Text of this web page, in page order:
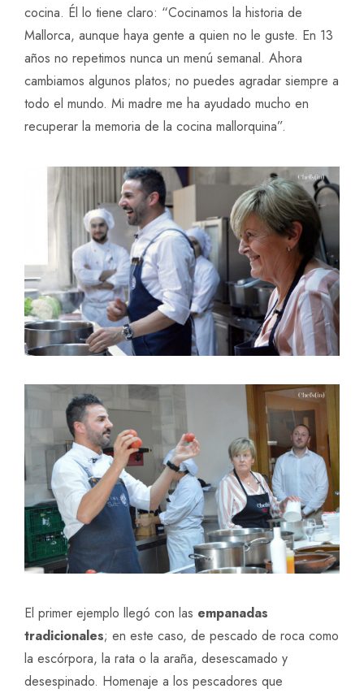
cocina. Él lo tiene claro: “Cocinamos la historia de
Mallorca, aunque haya gente a quien no le guste. En 13
años no repetimos nunca un menú semanal. Ahora
cambiamos algunos platos; no puedes agradar siempre a
todo el mundo. Mi madre me ha ayudado mucho en
recuperar la memoria de la cocina mallorquina”.
El primer ejemplo llegó con las empanadas
tradicionales; en este caso, de pescado de roca como
la escórpora, la rata o la araña, desescamado y
desespinado. Homenaje a los pescadores que